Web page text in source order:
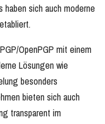
sich auch moderne
etabliert.
OpenPGP mit einem
Lösungen wie
besonders
bieten sich auch
transparent im